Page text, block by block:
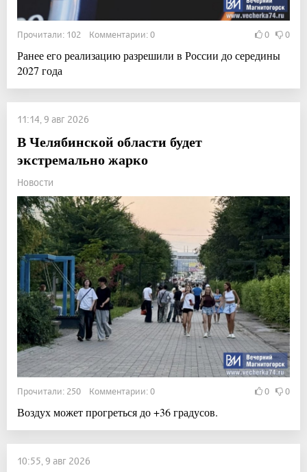
Прочитали: 102 Комментарии: 0 0 0
Ранее его реализацию разрешили в России до середины
2027 года
11:14, 9 авг 2026
В Челябинской области будет
экстремально жарко
Новости
Прочитали: 250 Комментарии: 0 0 0
Воздух может прогреться до +36 градусов.
10:55, 9 авг 2026